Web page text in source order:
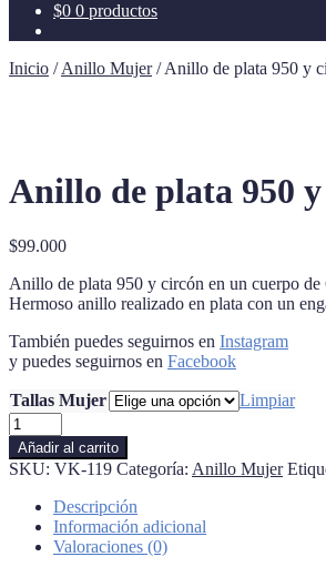
$0 0 productos
Inicio /Anillo Mujer/Anillo de plata 950 y
Anillo de plata 950
$99.000
Anillo de plata 950 y circón en un cuerpo de
Hermoso anillo realizado en plata con un
También puedes seguirnos en Instagram
y puedes seguirnos en Facebook
Tallas Mujer
Limpiar
Anillo
de
plata
950
circón
cantidad
Añadir al carrito
SKU: VK-119 Categoría: Anillo Mujer
Descripción
Información adicional
Valoraciones (0)